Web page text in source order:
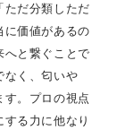
ただ分類しただ
に価値があるの
へと繋ぐことで
なく、匂いや
。プロの視点
る力に他なり